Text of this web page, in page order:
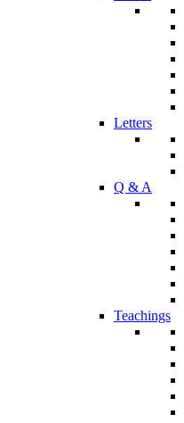
Letters
Q & A
Teachings